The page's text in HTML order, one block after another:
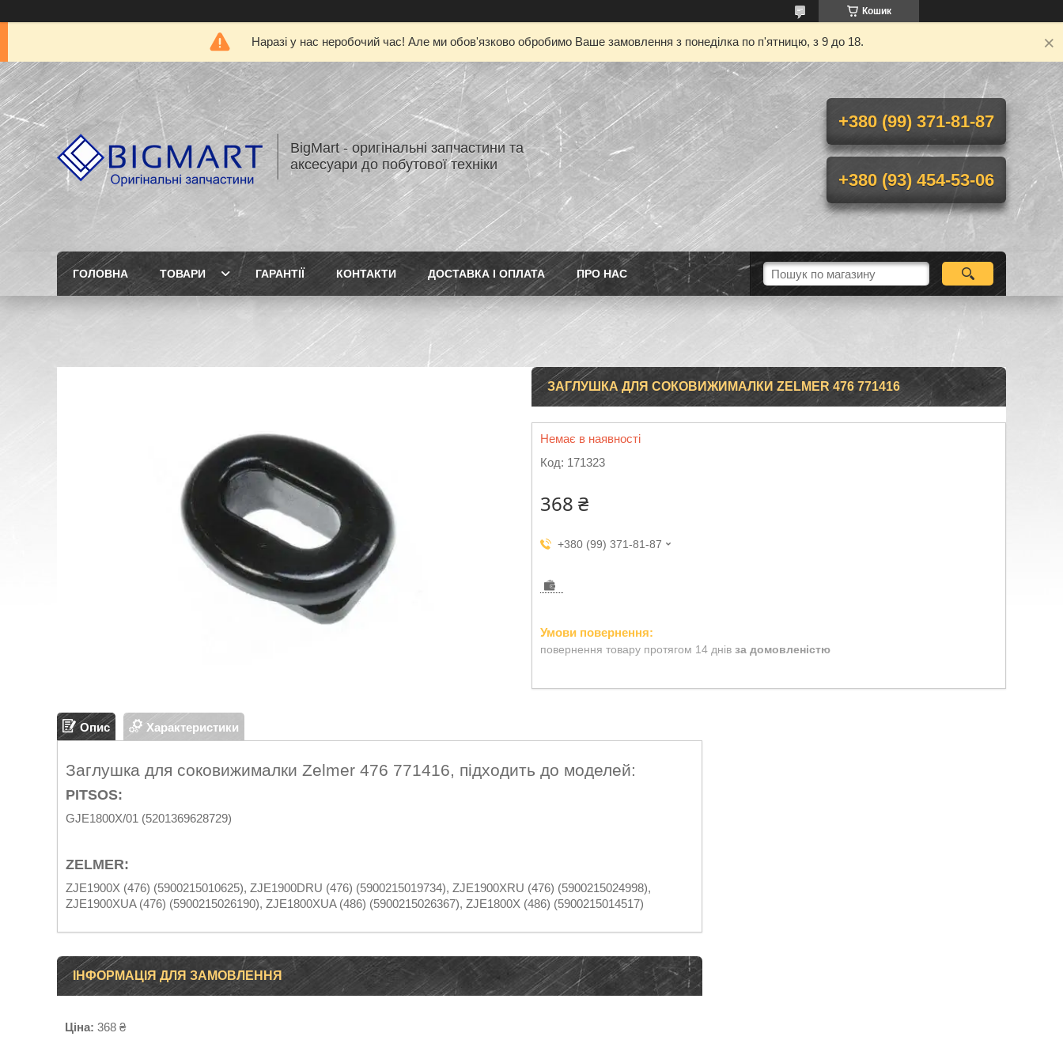
Кошик
Наразі у нас неробочий час! Але ми обов'язково обробимо Ваше замовлення з понеділка по п'ятницю, з 9 до 18.
BigMart - оригінальні запчастини та
аксесуари до побутової техніки
+380 (99) 371-81-87
+380 (93) 454-53-06
ГОЛОВНА ТОВАРИ ГАРАНТІЇ КОНТАКТИ ДОСТАВКА І ОПЛАТА ПРО НАС
ЗАГЛУШКА ДЛЯ СОКОВИЖИМАЛКИ ZELMER 476 771416
Немає в наявності
Код: 171323
368 ₴
+380 (99) 371-81-87
повернення товару протягом 14 днів за домовленістю
Опис Характеристики
Заглушка для соковижималки Zelmer 476 771416, підходить до моделей:
PITSOS:
GJE1800X/01 (5201369628729)
ZELMER:
ZJE1900X (476) (5900215010625), ZJE1900DRU (476) (5900215019734), ZJE1900XRU (476) (5900215024998),
ZJE1900XUA (476) (5900215026190), ZJE1800XUA (486) (5900215026367), ZJE1800X (486) (5900215014517)
ІНФОРМАЦІЯ ДЛЯ ЗАМОВЛЕННЯ
Ціна: 368 ₴